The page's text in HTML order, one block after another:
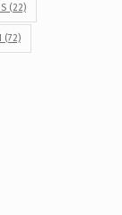
(22)
(72)